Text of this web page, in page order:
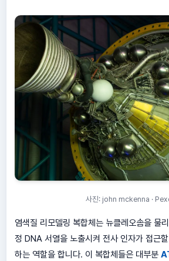
사진: john mckenna ·
염색질 리모델링 복합체는 뉴클레오솜을 물
정 DNA 서열을 노출시켜 전사 인자가 접근
하는 역할을 합니다. 이 복합체들은 대부분